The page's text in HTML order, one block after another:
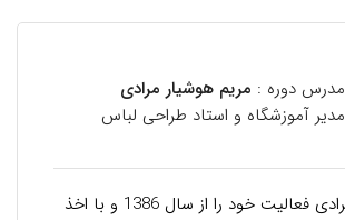
مدرس دوره : مریم هوشیار مرادی
مدیر آموزشگاه و استاد طراحی لباس
خانم هوشیار مرادی فعالیت خود را از سال 1386 و با اخذ